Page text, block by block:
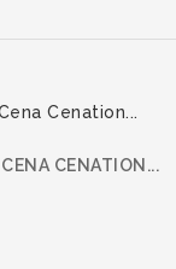
CENATION...